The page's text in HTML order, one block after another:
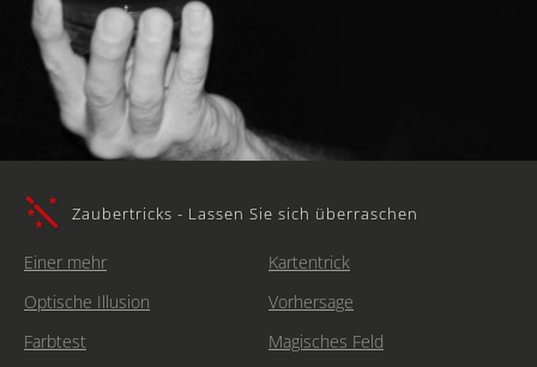
Zaubertricks - Lassen Sie sich überraschen
Einer mehr
Kartentrick
Optische Illusion
Vorhersage
Farbtest
Magisches Feld